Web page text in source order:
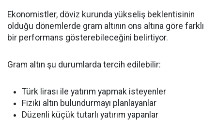
Ekonomistler, döviz kurunda yükseliş beklentisinin
olduğu dönemlerde gram altının ons altına göre farklı
bir performans gösterebileceğini belirtiyor.
Gram altın şu durumlarda tercih edilebilir:
Türk lirası ile yatırım yapmak isteyenler
Fiziki altın bulundurmayı planlayanlar
Düzenli küçük tutarlı yatırım yapanlar